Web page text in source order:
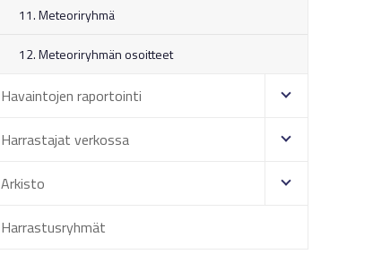
11. Meteoriryhmä
12. Meteoriryhmän osoitteet
Havaintojen raportointi
Harrastajat verkossa
Arkisto
Harrastusryhmät